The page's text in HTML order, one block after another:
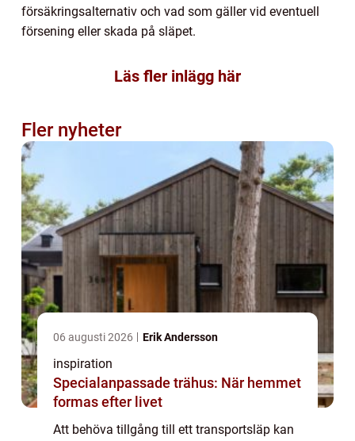
försäkringsalternativ och vad som gäller vid eventuell
försening eller skada på släpet.
Läs fler inlägg här
Fler nyheter
06 augusti 2026 Erik Andersson
inspiration
Specialanpassade trähus: När hemmet
formas efter livet
Att behöva tillgång till ett transportsläp kan